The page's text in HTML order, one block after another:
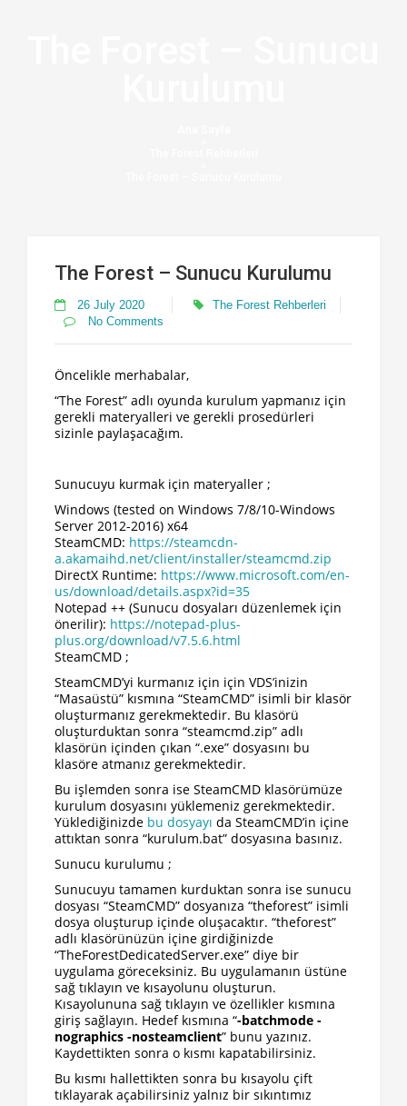
The Forest – Sunucu Kurulumu
26 July 2020
The Forest Rehberleri
No Comments
Öncelikle merhabalar,
“The Forest” adlı oyunda kurulum yapmanız için
gerekli materyalleri ve gerekli prosedürleri
sizinle paylaşacağım.
Sunucuyu kurmak için materyaller ;
Windows (tested on Windows 7/8/10-Windows
Server 2012-2016) x64
SteamCMD: https://steamcdn-
a.akamaihd.net/client/installer/steamcmd.zip
DirectX Runtime: https://www.microsoft.com/en-
us/download/details.aspx?id=35
Notepad ++ (Sunucu dosyaları düzenlemek için
önerilir): https://notepad-plus-
plus.org/download/v7.5.6.html
SteamCMD ;
SteamCMD’yi kurmanız için için VDS’inizin
“Masaüstü” kısmına “SteamCMD” isimli bir klasör
oluşturmanız gerekmektedir. Bu klasörü
oluşturduktan sonra “steamcmd.zip” adlı
klasörün içinden çıkan “.exe” dosyasını bu
klasöre atmanız gerekmektedir.
Bu işlemden sonra ise SteamCMD klasörümüze
kurulum dosyasını yüklemeniz gerekmektedir.
Yüklediğinizde bu dosyayı da SteamCMD’in içine
attıktan sonra “kurulum.bat” dosyasına basınız.
Sunucu kurulumu ;
Sunucuyu tamamen kurduktan sonra ise sunucu
dosyası “SteamCMD” dosyanıza “theforest” isimli
dosya oluşturup içinde oluşacaktır. “theforest”
adlı klasörünüzün içine girdiğinizde
“TheForestDedicatedServer.exe” diye bir
uygulama göreceksiniz. Bu uygulamanın üstüne
sağ tıklayın ve kısayolunu oluşturun.
Kısayolununa sağ tıklayın ve özellikler kısmına
giriş sağlayın. Hedef kısmına “-batchmode -
nographics -nosteamclient” bunu yazınız.
Kaydettikten sonra o kısmı kapatabilirsiniz.
Bu kısmı hallettikten sonra bu kısayolu çift
tıklayarak açabilirsiniz yalnız bir sıkıntımız